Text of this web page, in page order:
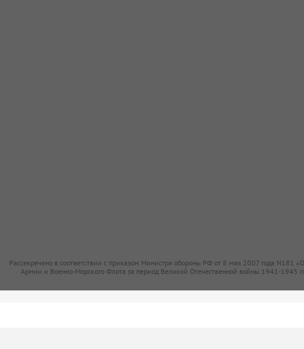
Рассекречено в соответствии с приказом Министра обороны РФ от 8 мая 2007 года N181
Армии и Военно-Морского Флота за период Великой Отечественной войны 1941-1945